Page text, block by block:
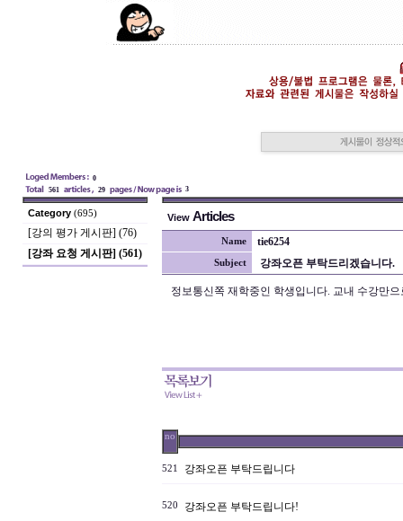
0
561
29 3
Category (695)
[강의 평가 게시판] (76)
[강좌 요청 게시판] (561)
View Articles
Name tie6254
Subject 강좌오픈 부탁드리겠습니다.
정보통신쪽 재학중인 학생입니다. 교내 수강만
no
521 강좌오픈 부탁드립니다
520 강좌오픈 부탁드립니다!